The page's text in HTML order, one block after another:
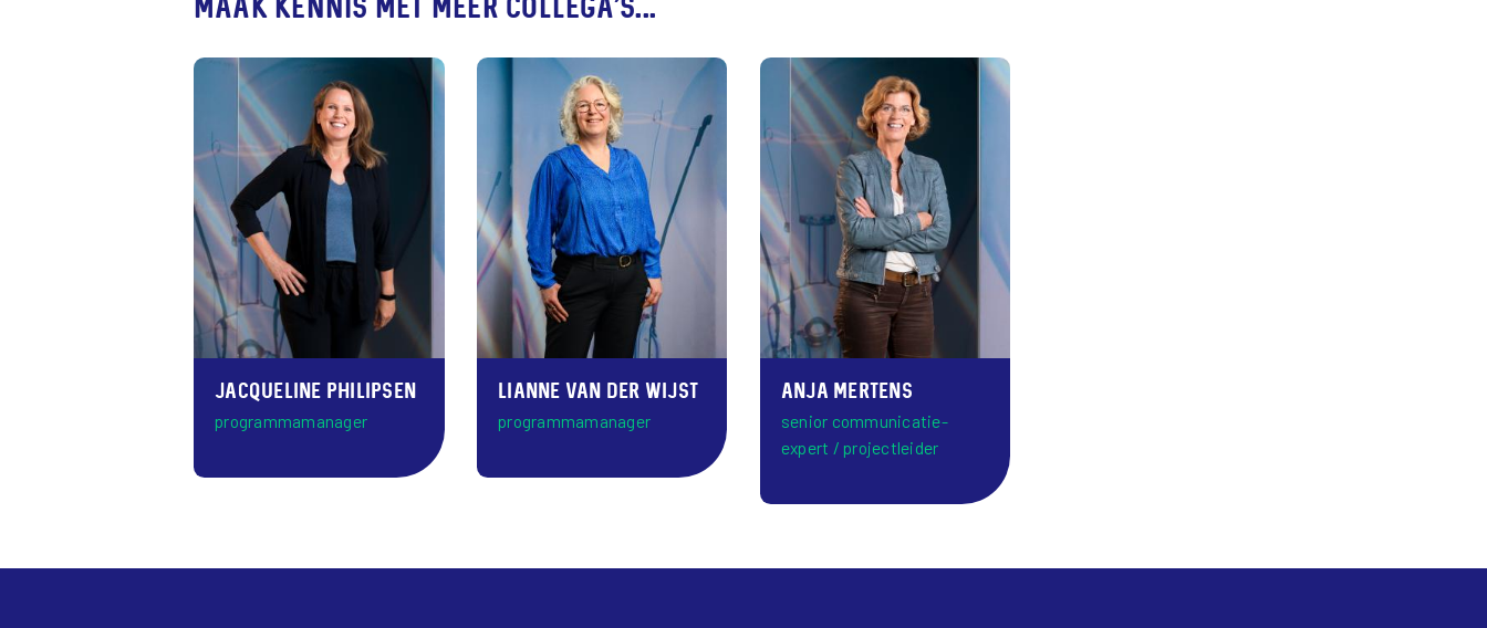
Jacqueline Philipsen
programmamanager
Lianne van der Wijst
programmamanager
Anja Mertens
senior communicatie-
expert / projectleider